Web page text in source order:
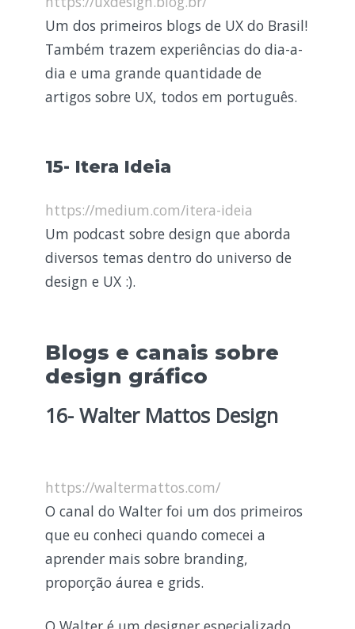
Um dos primeiros blogs de UX do Brasil!
Também trazem experiências do dia-a-
dia e uma grande quantidade de
artigos sobre UX, todos em português.
15- Itera Ideia
https://medium.com/itera-ideia
Um podcast sobre design que aborda
diversos temas dentro do universo de
design e UX :).
Blogs e canais sobre
design gráfico
16- Walter Mattos Design
https://waltermattos.com/
O canal do Walter foi um dos primeiros
que eu conheci quando comecei a
aprender mais sobre branding,
proporção áurea e grids.